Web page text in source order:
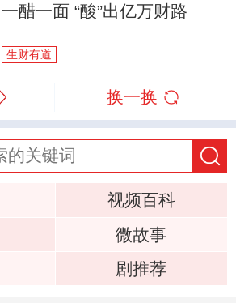
一醋一面 “酸”出亿万财路
生财有道
换一换
视频百科
微故事
剧推荐